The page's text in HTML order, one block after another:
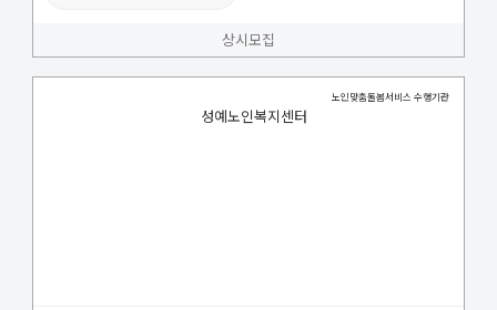
상시모집
노인맞춤돌봄서비스 수행기관
성예노인복지센터